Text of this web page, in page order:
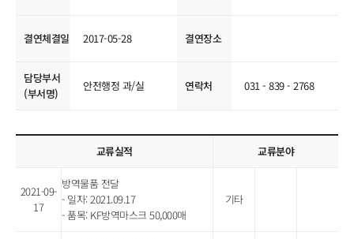
결연체결일 2017-05-28 결연장소
담당부서
(부서명)
안전행정 과/실 연락처 031 - 839 - 2768
교류실적 교류분야
2021-09-
17
방역물품 전달
- 일자: 2021.09.17
- 품목: KF방역마스크 50,000매
기타